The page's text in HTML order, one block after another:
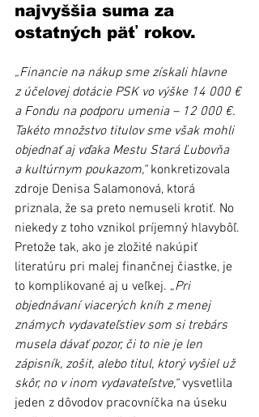
najvyššia suma za
ostatných päť rokov.
„Financie na nákup sme získali hlavne
z účelovej dotácie PSK vo výške 14 000 €
a Fondu na podporu umenia – 12 000 €.
Takéto množstvo titulov sme však mohli
objednať aj vďaka Mestu Stará Ľubovňa
a kultúrnym poukazom,“ konkretizovala
zdroje Denisa Salamonová, ktorá
priznala, že sa preto nemuseli krotiť. No
niekedy z toho vznikol príjemný hlavybôľ.
Pretože tak, ako je zložité nakúpiť
literatúru pri malej finančnej čiastke, je
to komplikované aj u veľkej. „Pri
objednávaní viacerých kníh z menej
známych vydavateľstiev som si trebárs
musela dávať pozor, či to nie je len
zápisník, zošit, alebo titul, ktorý vyšiel už
skôr, no v inom vydavateľstve,“ vysvetlila
jeden z dôvodov pracovníčka na úseku